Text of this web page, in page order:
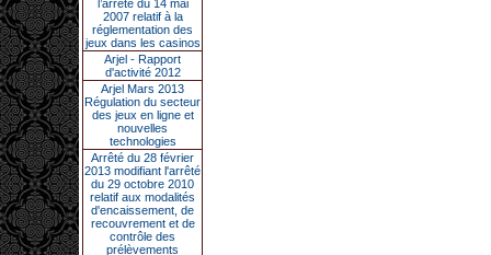
l’arrêté du 14 mai
2007 relatif à la
réglementation des
jeux dans les casinos
Arjel - Rapport
d'activité 2012
Arjel Mars 2013
Régulation du secteur
des jeux en ligne et
nouvelles
technologies
Arrêté du 28 février
2013 modifiant l'arrêté
du 29 octobre 2010
relatif aux modalités
d'encaissement, de
recouvrement et de
contrôle des
prélèvements